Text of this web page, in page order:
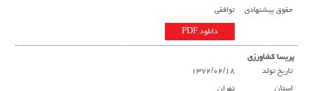
حقوق پیشنهادی
توافقی
دانلود PDF
پریسا کشاورزی
تاریخ تولد
۱۳۷۲/۰۲/۱۸
استان
تهران